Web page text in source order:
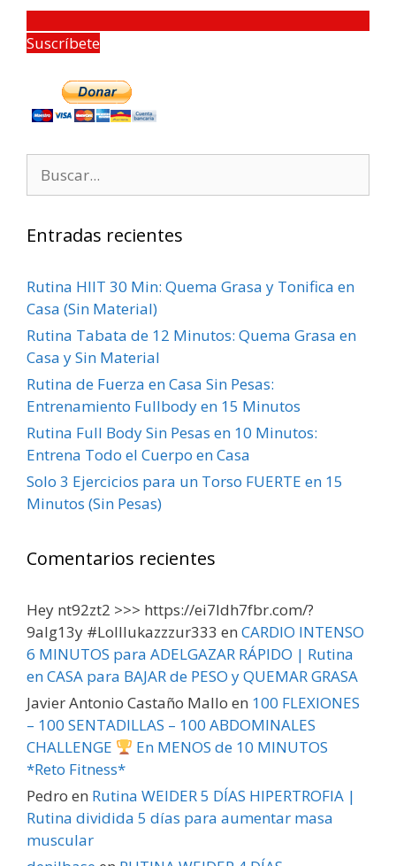
Suscríbete
Entradas recientes
Rutina HIIT 30 Min: Quema Grasa y Tonifica en
Casa (Sin Material)
Rutina Tabata de 12 Minutos: Quema Grasa en
Casa y Sin Material
Rutina de Fuerza en Casa Sin Pesas:
Entrenamiento Fullbody en 15 Minutos
Rutina Full Body Sin Pesas en 10 Minutos:
Entrena Todo el Cuerpo en Casa
Solo 3 Ejercicios para un Torso FUERTE en 15
Minutos (Sin Pesas)
Comentarios recientes
Hey nt92zt2 >>> https://ei7ldh7fbr.com/?
9alg13y #Lolllukazzzur333 en CARDIO INTENSO
6 MINUTOS para ADELGAZAR RÁPIDO | Rutina
en CASA para BAJAR de PESO y QUEMAR GRASA
Javier Antonio Castaño Mallo en 100 FLEXIONES
– 100 SENTADILLAS – 100 ABDOMINALES
CHALLENGE
En MENOS de 10 MINUTOS
*Reto Fitness*
Pedro en Rutina WEIDER 5 DÍAS HIPERTROFIA |
Rutina dividida 5 días para aumentar masa
muscular